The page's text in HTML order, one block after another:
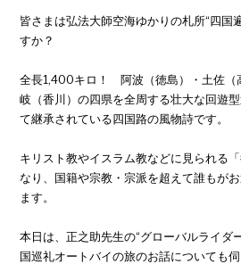
皆さまは弘法大師空海ゆかりの札所“四国
すか？
全長1,400キロ！ 阿波（徳島）・土佐（
岐（香川）の四県を全周する壮大な回遊
て継承されている四国路の風物詩です。
キリスト教やイスラム教などに見られる
なり、国籍や宗教・宗派を超えて誰もが
ます。
本日は、正之助先生の“グローバルライダ
国巡礼オートバイの旅のお話についても伺